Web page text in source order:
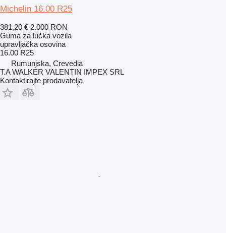
Michelin 16.00 R25
381,20 € 2.000 RON
Guma za lučka vozila
upravljačka osovina
16.00 R25
Rumunjska, Crevedia
T.A WALKER VALENTIN IMPEX SRL
Kontaktirajte prodavatelja